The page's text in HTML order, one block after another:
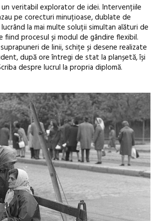
veritabil explorator de idei. Intervențiile
pe corecturi minuțioase, dublate de
la mai multe soluții simultan alături de
procesul și modul de gândire flexibil.
de linii, schițe și desene realizate
după ore întregi de stat la planșetă, își
despre lucrul la propria diplomă.